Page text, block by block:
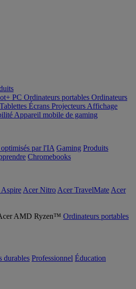
PC Ordinateurs portables Ordinateurs
Tablettes Écrans Projecteurs Affichage
Appareil mobile de gaming
par l'IA Gaming Produits
Chromebooks
Acer Nitro Acer TravelMate Acer
Ordinateurs portables
durables Professionnel Éducation